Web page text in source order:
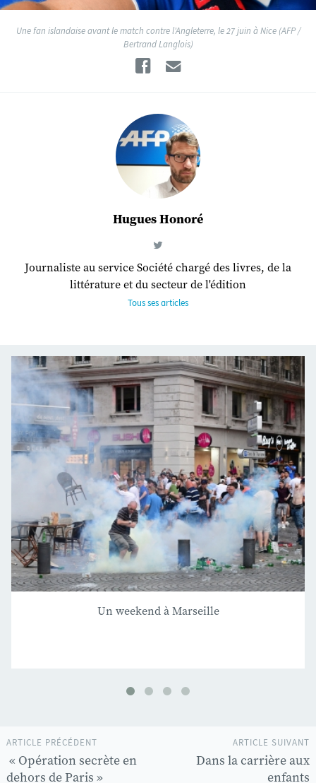
Une fan islandaise avant le match contre l'Angleterre, le 27 juin à Nice (AFP /
Bertrand Langlois)
Facebook
Hugues Honoré
Journaliste au service Société chargé des livres, de la
littérature et du secteur de l'édition
Tous ses articles
Un weekend à Marseille
ARTICLE SUIVANT
Dans la carrière aux
enfants
ARTICLE PRÉCÉDENT
« Opération secrète en
dehors de Paris »